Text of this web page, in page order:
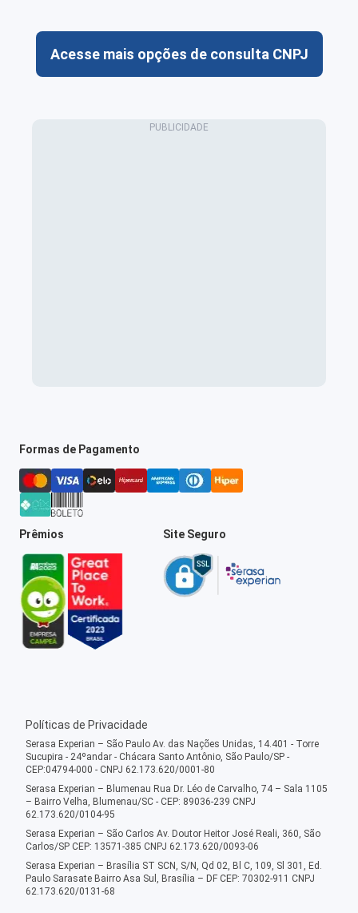
Acesse mais opções de consulta CNPJ
Formas de Pagamento
Prêmios Site Seguro
Políticas de Privacidade
Serasa Experian – São Paulo Av. das Nações Unidas, 14.401 - Torre
Sucupira - 24ºandar - Chácara Santo Antônio, São Paulo/SP -
CEP:04794-000 - CNPJ 62.173.620/0001-80
Serasa Experian – Blumenau Rua Dr. Léo de Carvalho, 74 – Sala 1105
– Bairro Velha, Blumenau/SC - CEP: 89036-239 CNPJ
62.173.620/0104-95
Serasa Experian – São Carlos Av. Doutor Heitor José Reali, 360, São
Carlos/SP CEP: 13571-385 CNPJ 62.173.620/0093-06
Serasa Experian – Brasília ST SCN, S/N, Qd 02, Bl C, 109, Sl 301, Ed.
Paulo Sarasate Bairro Asa Sul, Brasília – DF CEP: 70302-911 CNPJ
62.173.620/0131-68